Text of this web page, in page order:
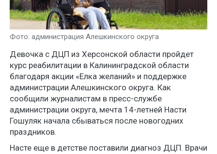
Фото: администрация Алешкинского округа
Девочка с ДЦП из Херсонской области пройдет
курс реабилитации в Калининградской области
благодаря акции «Елка желаний» и поддержке
администрации Алешкинского округа. Как
сообщили журналистам в пресс-службе
администрации округа, мечта 14-летней Насти
Гошуляк начала сбываться после новогодних
праздников.
Насте еще в детстве поставили диагноз ДЦП. Врачи